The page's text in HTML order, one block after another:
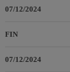
07/12/2024
FIN
07/12/2024